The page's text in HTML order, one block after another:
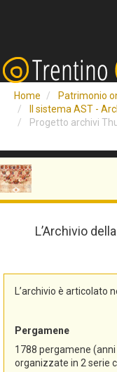
Home
Patrimonio
Il sistema AST -
Progetto archivi
L’Archivio
L’archivio è articolato
Pergamene
1788 pergamene
organizzate in 2 serie